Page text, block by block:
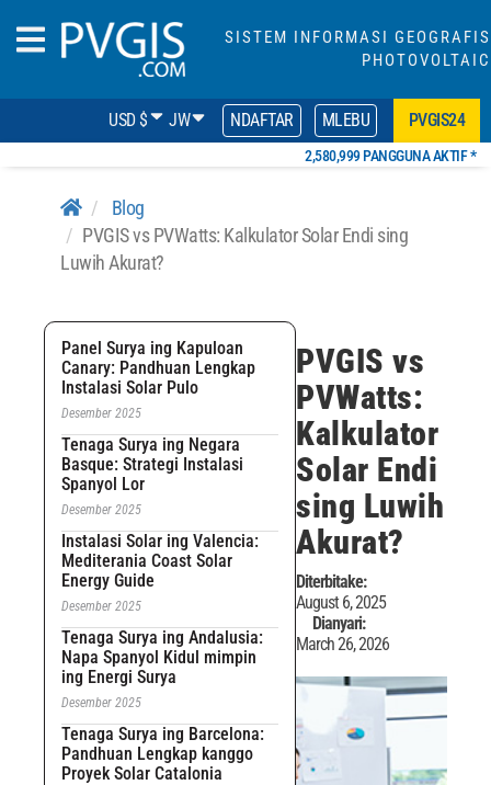
SISTEM INFORMASI GEOGRAFIS
PHOTOVOLTAIC
USD $ JW NDAFTAR MLEBU PVGIS24
2,580,999 PANGGUNA AKTIF *
Blog
PVGIS vs PVWatts: Kalkulator Solar Endi sing
Luwih Akurat?
Panel Surya ing Kapuloan
Canary: Pandhuan Lengkap
Instalasi Solar Pulo
Desember 2025
Tenaga Surya ing Negara
Basque: Strategi Instalasi
Spanyol Lor
Desember 2025
Instalasi Solar ing Valencia:
Mediterania Coast Solar
Energy Guide
Desember 2025
Tenaga Surya ing Andalusia:
Napa Spanyol Kidul mimpin
ing Energi Surya
Desember 2025
Tenaga Surya ing Barcelona:
Pandhuan Lengkap kanggo
Proyek Solar Catalonia
PVGIS vs
PVWatts:
Kalkulator
Solar Endi
sing Luwih
Akurat?
Diterbitake:
August 6, 2025
Dianyari:
March 26, 2026